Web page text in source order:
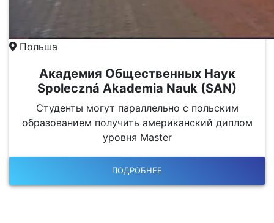
Польша
Академия Общественных Наук
Spoleczná Akademia Nauk (SAN)
Студенты могут параллельно с польским
образованием получить американский диплом
уровня Master
ПОДРОБНЕЕ